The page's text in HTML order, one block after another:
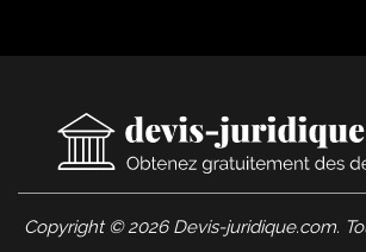
Copyright © 2026 Devis-juridique.com.